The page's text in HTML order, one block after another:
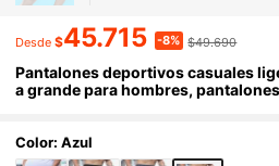
Desde $45.715 -8% $49.690
Pantalones deportivos casuales
a grande para hombres,
Color: Azul